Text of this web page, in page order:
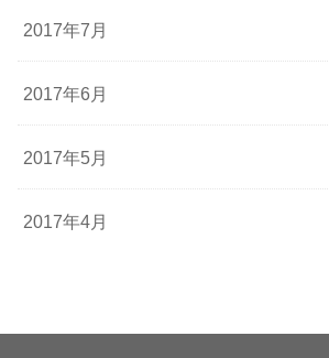
2017年7月
2017年6月
2017年5月
2017年4月